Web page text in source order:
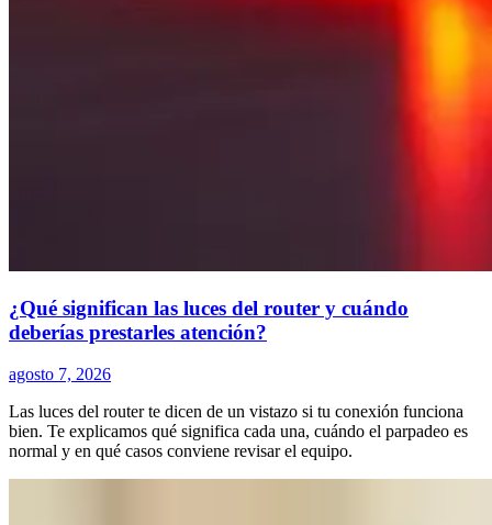
¿Qué significan las luces del router y cuándo
deberías prestarles atención?
agosto 7, 2026
Las luces del router te dicen de un vistazo si tu conexión funciona
bien. Te explicamos qué significa cada una, cuándo el parpadeo es
normal y en qué casos conviene revisar el equipo.